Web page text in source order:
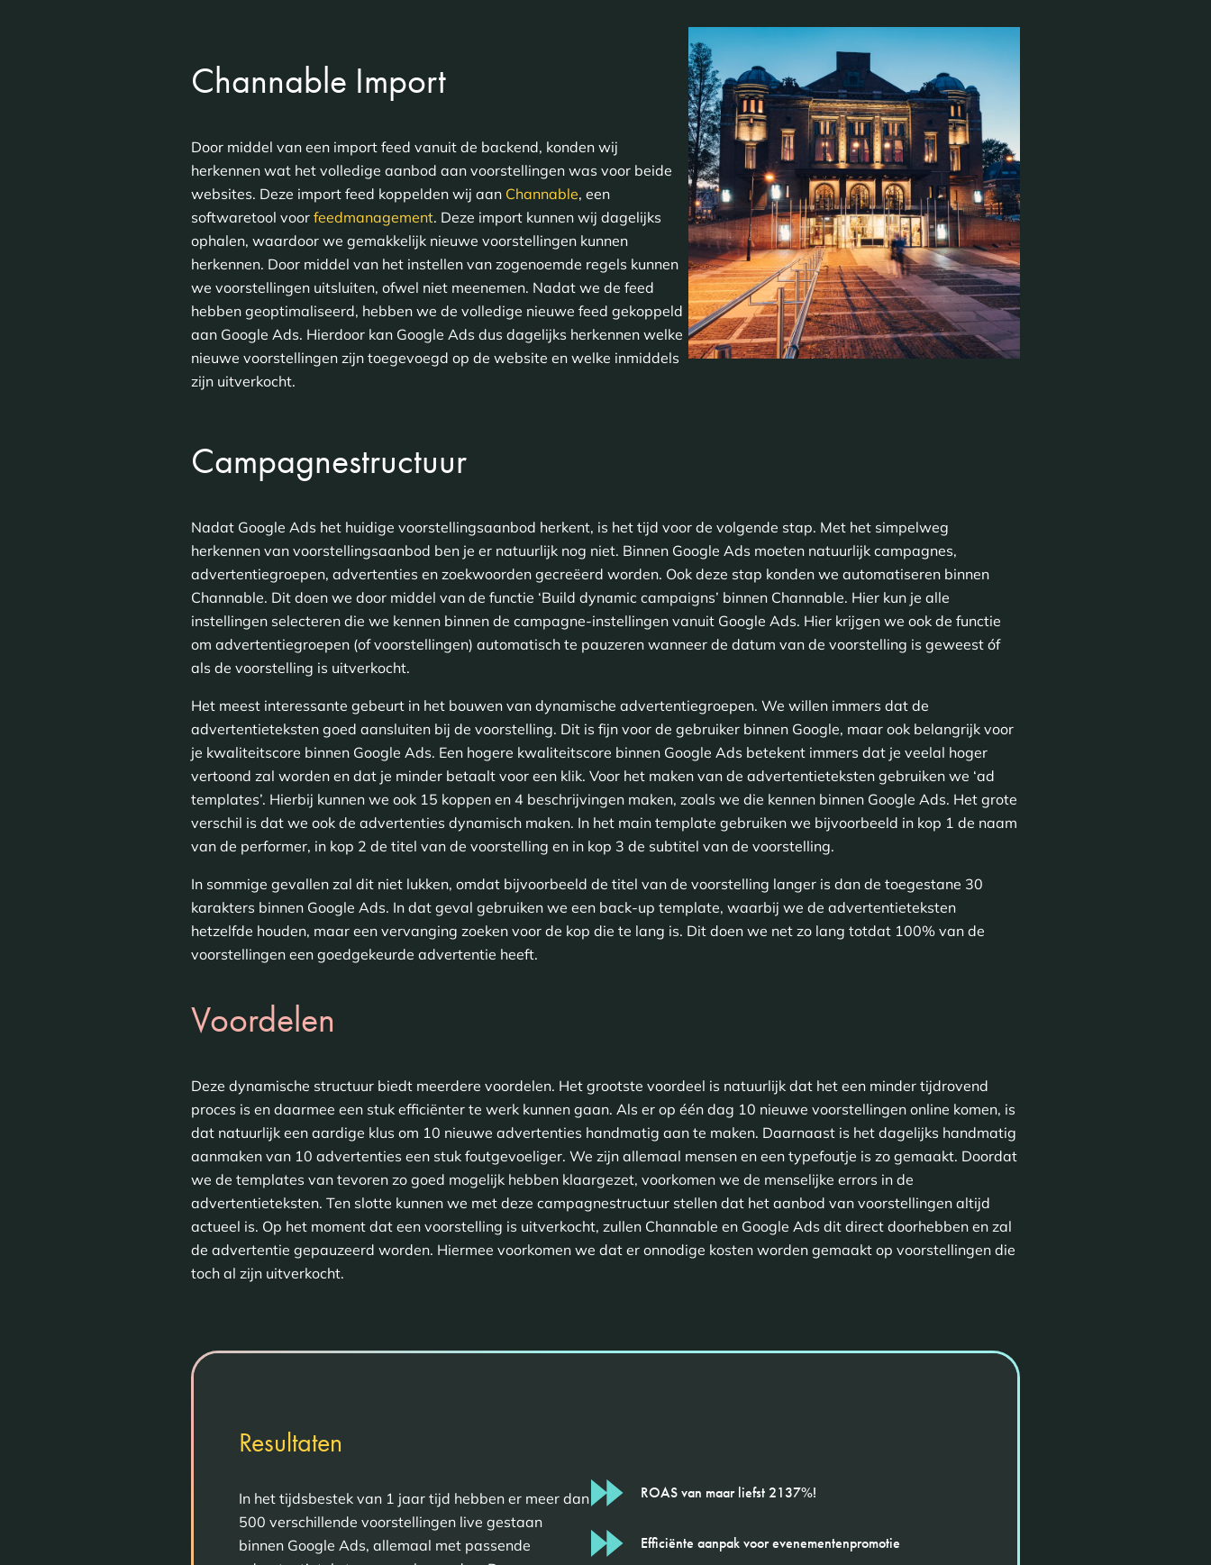
Channable Import
Door middel van een import feed vanuit de backend, konden wij
herkennen wat het volledige aanbod aan voorstellingen was voor beide
websites. Deze import feed koppelden wij aan Channable, een
softwaretool voor feedmanagement. Deze import kunnen wij dagelijks
ophalen, waardoor we gemakkelijk nieuwe voorstellingen kunnen
herkennen. Door middel van het instellen van zogenoemde regels kunnen
we voorstellingen uitsluiten, ofwel niet meenemen. Nadat we de feed
hebben geoptimaliseerd, hebben we de volledige nieuwe feed gekoppeld
aan Google Ads. Hierdoor kan Google Ads dus dagelijks herkennen welke
nieuwe voorstellingen zijn toegevoegd op de website en welke inmiddels
zijn uitverkocht.
Campagnestructuur
Nadat Google Ads het huidige voorstellingsaanbod herkent, is het tijd voor de volgende stap. Met het simpelweg
herkennen van voorstellingsaanbod ben je er natuurlijk nog niet. Binnen Google Ads moeten natuurlijk campagnes,
advertentiegroepen, advertenties en zoekwoorden gecreëerd worden. Ook deze stap konden we automatiseren binnen
Channable. Dit doen we door middel van de functie ‘Build dynamic campaigns’ binnen Channable. Hier kun je alle
instellingen selecteren die we kennen binnen de campagne-instellingen vanuit Google Ads. Hier krijgen we ook de functie
om advertentiegroepen (of voorstellingen) automatisch te pauzeren wanneer de datum van de voorstelling is geweest óf
als de voorstelling is uitverkocht.
Het meest interessante gebeurt in het bouwen van dynamische advertentiegroepen. We willen immers dat de
advertentieteksten goed aansluiten bij de voorstelling. Dit is fijn voor de gebruiker binnen Google, maar ook belangrijk voor
je kwaliteitscore binnen Google Ads. Een hogere kwaliteitscore binnen Google Ads betekent immers dat je veelal hoger
vertoond zal worden en dat je minder betaalt voor een klik. Voor het maken van de advertentieteksten gebruiken we ‘ad
templates’. Hierbij kunnen we ook 15 koppen en 4 beschrijvingen maken, zoals we die kennen binnen Google Ads. Het grote
verschil is dat we ook de advertenties dynamisch maken. In het main template gebruiken we bijvoorbeeld in kop 1 de naam
van de performer, in kop 2 de titel van de voorstelling en in kop 3 de subtitel van de voorstelling.
In sommige gevallen zal dit niet lukken, omdat bijvoorbeeld de titel van de voorstelling langer is dan de toegestane 30
karakters binnen Google Ads. In dat geval gebruiken we een back-up template, waarbij we de advertentieteksten
hetzelfde houden, maar een vervanging zoeken voor de kop die te lang is. Dit doen we net zo lang totdat 100% van de
voorstellingen een goedgekeurde advertentie heeft.
Voordelen
Deze dynamische structuur biedt meerdere voordelen. Het grootste voordeel is natuurlijk dat het een minder tijdrovend
proces is en daarmee een stuk efficiënter te werk kunnen gaan. Als er op één dag 10 nieuwe voorstellingen online komen, is
dat natuurlijk een aardige klus om 10 nieuwe advertenties handmatig aan te maken. Daarnaast is het dagelijks handmatig
aanmaken van 10 advertenties een stuk foutgevoeliger. We zijn allemaal mensen en een typefoutje is zo gemaakt. Doordat
we de templates van tevoren zo goed mogelijk hebben klaargezet, voorkomen we de menselijke errors in de
advertentieteksten. Ten slotte kunnen we met deze campagnestructuur stellen dat het aanbod van voorstellingen altijd
actueel is. Op het moment dat een voorstelling is uitverkocht, zullen Channable en Google Ads dit direct doorhebben en zal
de advertentie gepauzeerd worden. Hiermee voorkomen we dat er onnodige kosten worden gemaakt op voorstellingen die
toch al zijn uitverkocht.
Resultaten
In het tijdsbestek van 1 jaar tijd hebben er meer dan
500 verschillende voorstellingen live gestaan
binnen Google Ads, allemaal met passende
ROAS van maar liefst 2137%!
Efficiënte aanpak voor evenementenpromotie